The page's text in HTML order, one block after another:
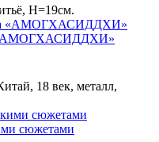
Н=19см.
«АМОГХАСИДДХИ»
18 век, металл,
сюжетами